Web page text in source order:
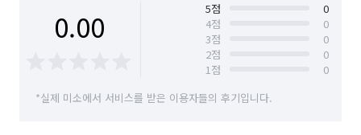
0.00 5점
0
4점
0
3점
0
2점
0
1점
0
*실제 미소에서 서비스를 받은 이용자들의 후기입니다.